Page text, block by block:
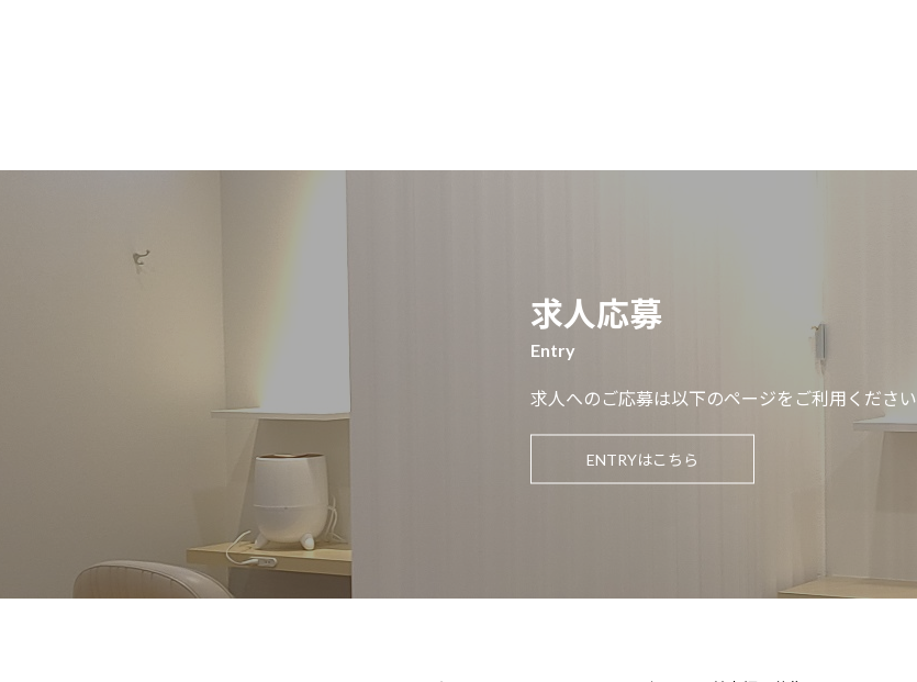
求人応募
Entry
求人へのご応募は以下のページをご利用ください
ENTRYはこちら